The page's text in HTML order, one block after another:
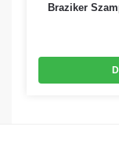
Braziker